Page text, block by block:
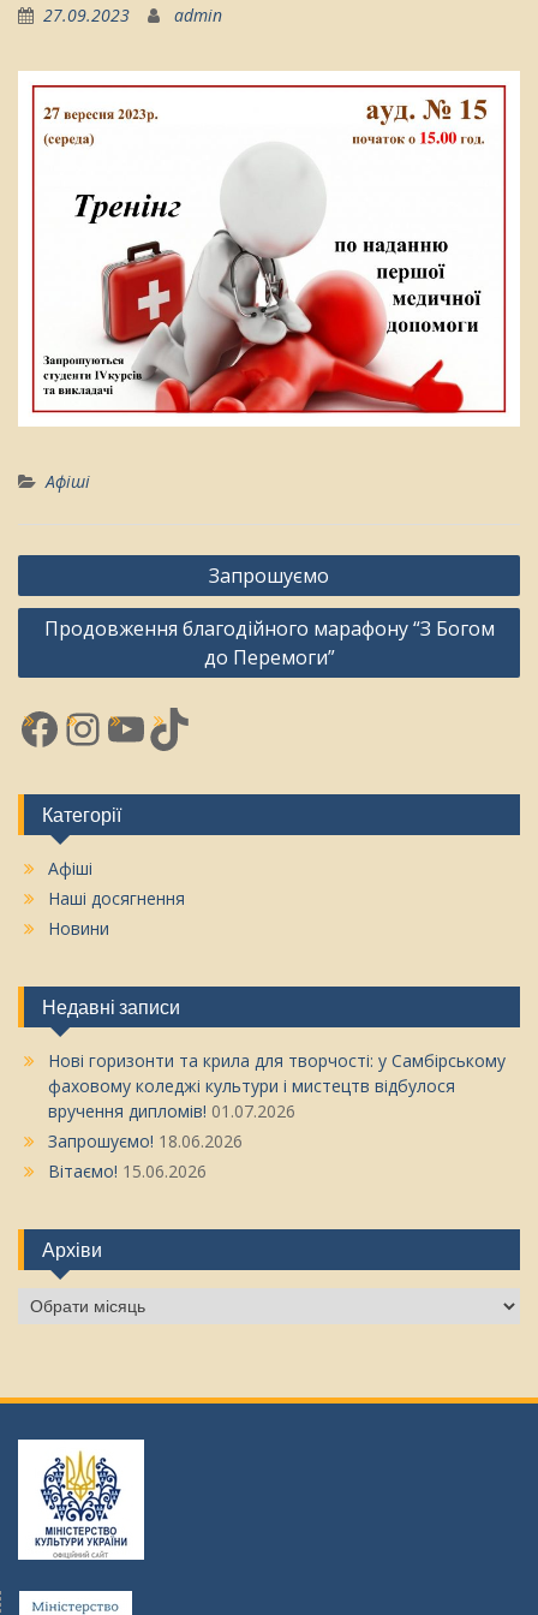
27.09.2023 admin
Афіші
Навігація
записів
Запрошуємо
Продовження благодійного марафону “З Богом
до Перемоги”
Facebook
Instagram
YouTube
TikTok
Категорії
Афіші
Наші досягнення
Новини
Недавні записи
Нові горизонти та крила для творчості: у Самбірському
фаховому коледжі культури і мистецтв відбулося
вручення дипломів! 01.07.2026
Запрошуємо! 18.06.2026
Вітаємо! 15.06.2026
Архіви
Архіви